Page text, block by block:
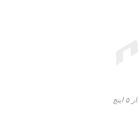
دستگاه سنباده زن لرزان گرد بادی وکیوم دار ۵ اینچ